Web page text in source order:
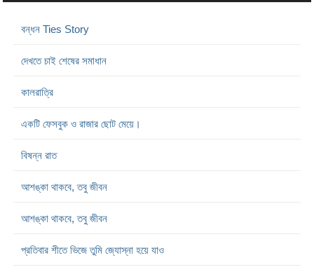
বন্ধন Ties Story
দেখতে চাই শেষের সমাধান
কালরাত্রি
একটি ফেসবুক ও রাজার ছোট মেয়ে।
বিষন্ন রাত
আশঙ্কা থাকবে, তবু জীবন
আশঙ্কা থাকবে, তবু জীবন
প্রতিবার শীতে ভিজে তুমি জ্যোস্না হয়ে যাও